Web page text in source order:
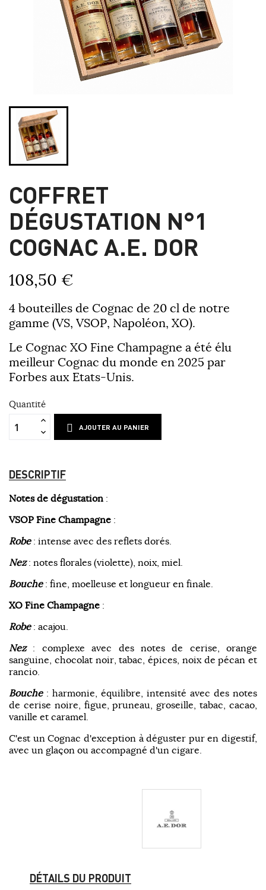
COFFRET
DÉGUSTATION N°1
COGNAC A.E. DOR
108,50 €
4 bouteilles de Cognac de 20 cl de notre
gamme (VS, VSOP, Napoléon, XO).
Le Cognac XO Fine Champagne a été élu
meilleur Cognac du monde en 2025 par
Forbes aux Etats-Unis.
Quantité
AJOUTER AU PANIER
DESCRIPTIF
Notes de dégustation :
VSOP Fine Champagne :
Robe: intense avec des reflets dorés.
Nez: notes florales (violette), noix, miel.
Bouche: fine, moelleuse et longueur en finale.
XO Fine Champagne :
Robe: acajou.
Nez: complexe avec des notes de cerise, orange
sanguine, chocolat noir, tabac, épices, noix de pécan et
rancio.
Bouche: harmonie, équilibre, intensité avec des notes
de cerise noire, figue, pruneau, groseille, tabac, cacao,
vanille et caramel.
C'est un Cognac d'exception à déguster pur en digestif,
avec un glaçon ou accompagné d'un cigare.
DÉTAILS DU PRODUIT